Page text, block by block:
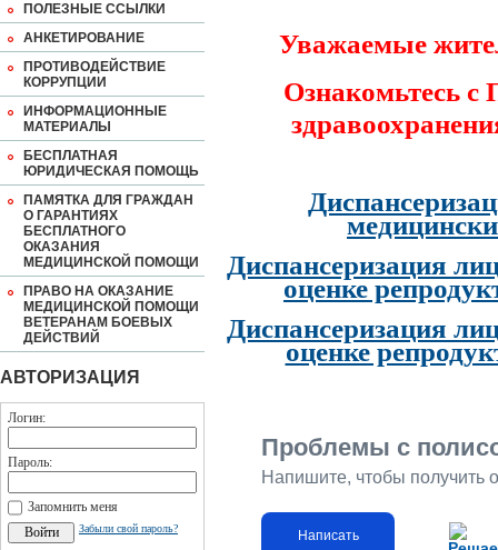
ПОЛЕЗНЫЕ ССЫЛКИ
АНКЕТИРОВАНИЕ
ПРОТИВОДЕЙСТВИЕ
КОРРУПЦИИ
ИНФОРМАЦИОННЫЕ
МАТЕРИАЛЫ
БЕСПЛАТНАЯ
ЮРИДИЧЕСКАЯ ПОМОЩЬ
ПАМЯТКА ДЛЯ ГРАЖДАН
О ГАРАНТИЯХ
БЕСПЛАТНОГО
ОКАЗАНИЯ
МЕДИЦИНСКОЙ ПОМОЩИ
ПРАВО НА ОКАЗАНИЕ
МЕДИЦИНСКОЙ ПОМОЩИ
ВЕТЕРАНАМ БОЕВЫХ
ДЕЙСТВИЙ
АВТОРИЗАЦИЯ
Логин:
Пароль:
Запомнить меня
Забыли свой пароль?
Уважаемые
Ознакомьтесь
Диспансеризация
оценке
Диспансеризация
оценке
Проблемы с
Напишите, чтобы получить
Написать